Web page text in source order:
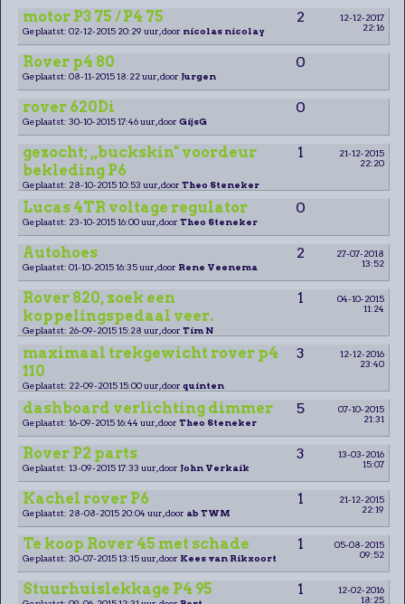
motor P3 75 / P4 75 2
12-12-2017
22:16
Geplaatst: 02-12-2015 20:29 uur, door nicolas nicolay
Rover p4 80 0
Geplaatst: 08-11-2015 18:22 uur, door Jurgen
rover 620Di 0
Geplaatst: 30-10-2015 17:46 uur, door GijsG
gezocht; ,,buckskin" voordeur
bekleding P6
1
21-12-2015
22:20
Geplaatst: 28-10-2015 10:53 uur, door Theo Steneker
Lucas 4TR voltage regulator 0
Geplaatst: 23-10-2015 16:00 uur, door Theo Steneker
Autohoes 2
27-07-2018
13:52
Geplaatst: 01-10-2015 16:35 uur, door Rene Veenema
Rover 820, zoek een
koppelingspedaal veer.
1
04-10-2015
11:24
Geplaatst: 26-09-2015 15:28 uur, door Tim N
maximaal trekgewicht rover p4
110
3
12-12-2016
23:40
Geplaatst: 22-09-2015 15:00 uur, door quinten
dashboard verlichting dimmer 5
07-10-2015
21:31
Geplaatst: 16-09-2015 16:44 uur, door Theo Steneker
Rover P2 parts 3
13-03-2016
15:07
Geplaatst: 13-09-2015 17:33 uur, door John Verkaik
Kachel rover P6 1
21-12-2015
22:19
Geplaatst: 28-08-2015 20:04 uur, door ab TWM
Te koop Rover 45 met schade 1
05-08-2015
09:52
Geplaatst: 30-07-2015 13:15 uur, door Kees van Rikxoort
Stuurhuislekkage P4 95 1
12-02-2016
18:25